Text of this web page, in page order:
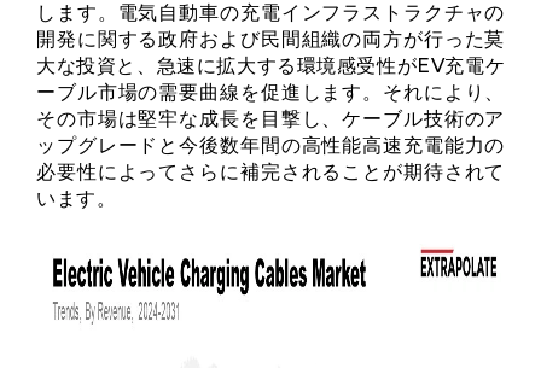
します。電気自動車の充電インフラストラクチャの
開発に関する政府および民間組織の両方が行った莫
大な投資と、急速に拡大する環境感受性がEV充電ケ
ーブル市場の需要曲線を促進します。それにより、
その市場は堅牢な成長を目撃し、ケーブル技術のア
ップグレードと今後数年間の高性能高速充電能力の
必要性によってさらに補完されることが期待されて
います。